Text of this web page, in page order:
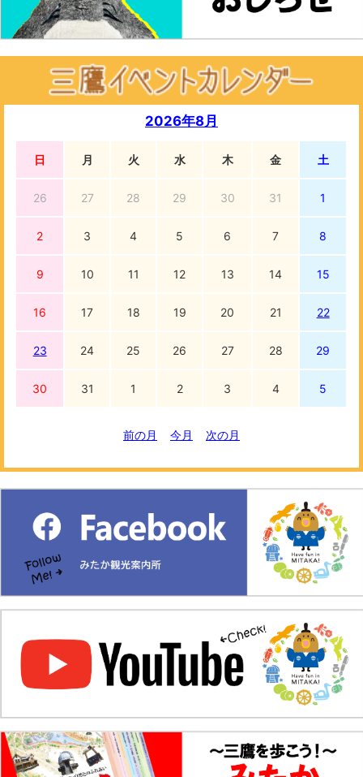
2026年8月
日 月 火 水 木 金 土
26 27 28 29 30 31 1
2 3 4 5 6 7 8
9 10 11 12 13 14 15
16 17 18 19 20 21 22
23 24 25 26 27 28 29
30 31 1 2 3 4 5
前の月 今月 次の月